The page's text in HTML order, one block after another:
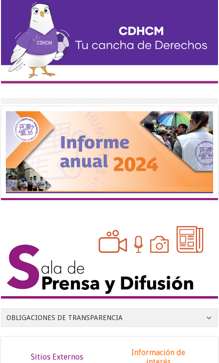
OBLIGACIONES DE TRANSPARENCIA
Sitios Externos
Información de